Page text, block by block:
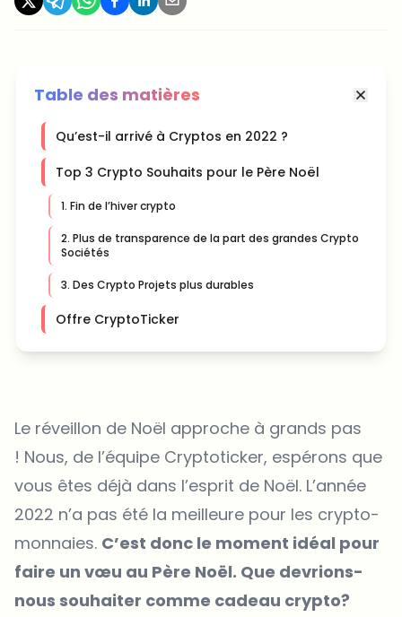
Table des matières
Qu’est-il arrivé à Cryptos en 2022 ?
Top 3 Crypto Souhaits pour le Père Noël
1. Fin de l’hiver crypto
2. Plus de transparence de la part des grandes Crypto
Sociétés
3. Des Crypto Projets plus durables
Offre CryptoTicker
Le réveillon de Noël approche à grands pas
! Nous, de l’équipe Cryptoticker, espérons que
vous êtes déjà dans l’esprit de Noël. L’année
2022 n’a pas été la meilleure pour les crypto-
monnaies. C’est donc le moment idéal pour
faire un vœu au Père Noël. Que devrions-
nous souhaiter comme cadeau crypto?